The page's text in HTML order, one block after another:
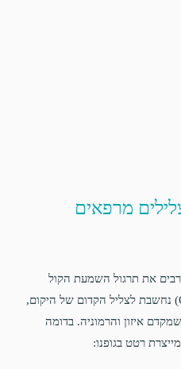
מרפאים
את תרגול השמעת הקול
ביוגה. ביוגה, הברת ॐ "אום" (Om) נחשבת לצליל הקדום של היקום,
איזון והרמוניה. בדומה
רטט בגופנו: